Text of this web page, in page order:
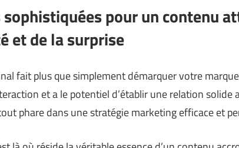
pour un contenu
et de la surprise
fait plus que simplement démarquer votre
et a le potentiel d’établir une relation solide
phare dans une stratégie marketing efficace et